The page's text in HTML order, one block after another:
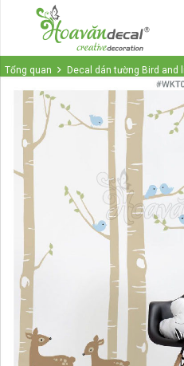
Tổng quan Decal dán tường Bird and